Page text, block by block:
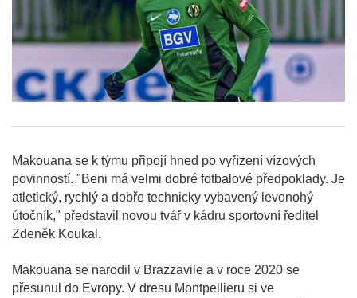
Makouana se k týmu připojí hned po vyřízení vízových
povinností. "Beni má velmi dobré fotbalové předpoklady. Je
atletický, rychlý a dobře technicky vybavený levonohý
útočník," představil novou tvář v kádru sportovní ředitel
Zdeněk Koukal.
Makouana se narodil v Brazzavile a v roce 2020 se
přesunul do Evropy. V dresu Montpellieru si ve